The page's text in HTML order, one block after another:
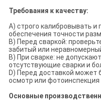
Требования к качеству:
A) строго калибровывать
обеспечения точности
B) Перед сваркой:
забитый или
В) При сварке: не
отсутствующие сварки и
D) Перед доставкой может
осмотр или
Основные